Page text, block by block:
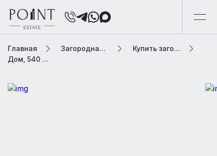
Главная Загородная элитная недвижимость
Купить загородную элитную недвижимость
Дом, 540 м² В коттеджном поселке «Сосновый Бор»